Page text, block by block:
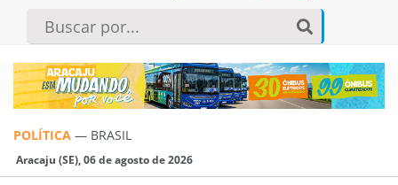
POLÍTICA — BRASIL
Aracaju (SE), 06 de agosto de 2026